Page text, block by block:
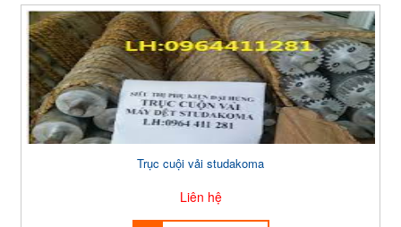
Trục cuội vải studakoma
Liên hệ